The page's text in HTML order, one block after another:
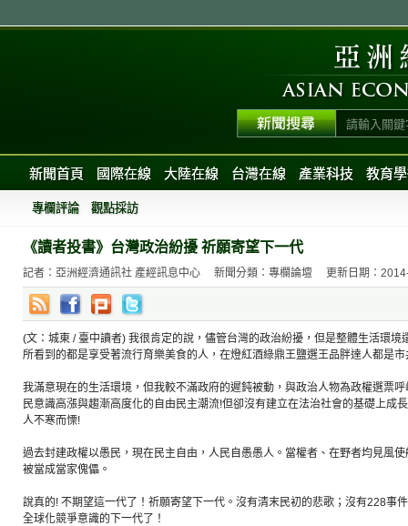
新聞首頁 國際在線 大陸在線 台灣在線 產業科技 教育
專欄評論 觀點採訪
《讀者投書》台灣政治紛擾 祈願寄望下一代
記者：亞洲經濟通訊社 產經訊息中心 新聞分類：專欄論壇 更新日期：
(文：城東 / 臺中讀者) 我很肯定的說，儘管台灣的政治紛擾，但是整體生活環
所看到的都是享受著流行育樂美食的人，在燈紅酒綠鼎王鹽選王品胖達人都是市
我滿意現在的生活環境，但我較不滿政府的遲鈍被動，與政治人物為政權選票
民意識高漲與趨漸高度化的自由民主潮流!但卻沒有建立在法治社會的基礎上成
人不寒而慄!
過去封建政權以愚民，現在民主自由，人民自愚愚人。當權者、在野者均見風
被當成當家傀儡。
說真的! 不期望這一代了！祈願寄望下一代。沒有清末民初的悲歌；沒有228事
全球化競爭意識的下一代了！